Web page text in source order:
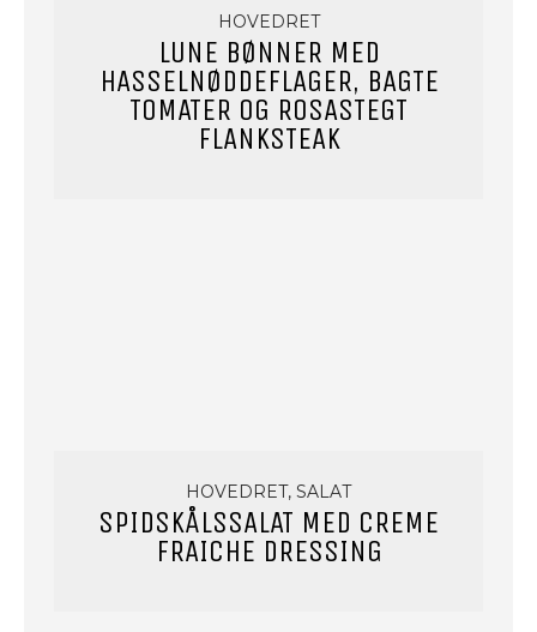
HOVEDRET
LUNE BØNNER MED
HASSELNØDDEFLAGER, BAGTE
TOMATER OG ROSASTEGT
FLANKSTEAK
HOVEDRET, SALAT
SPIDSKÅLSSALAT MED CREME
FRAICHE DRESSING